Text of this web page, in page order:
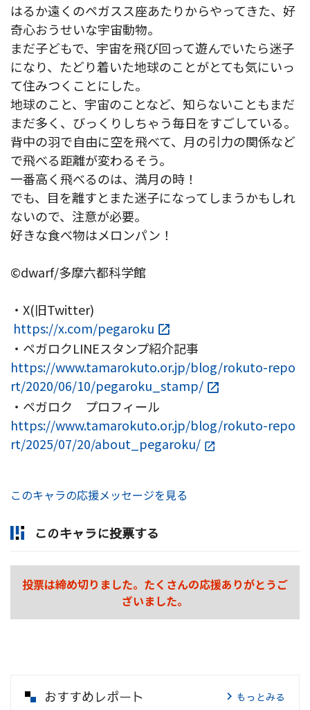
はるか遠くのペガスス座あたりからやってきた、好
奇心おうせいな宇宙動物。
まだ子どもで、宇宙を飛び回って遊んでいたら迷子
になり、たどり着いた地球のことがとても気にいっ
て住みつくことにした。
地球のこと、宇宙のことなど、知らないこともまだ
まだ多く、びっくりしちゃう毎日をすごしている。
背中の羽で自由に空を飛べて、月の引力の関係など
で飛べる距離が変わるそう。
一番高く飛べるのは、満月の時！
でも、目を離すとまた迷子になってしまうかもしれ
ないので、注意が必要。
好きな食べ物はメロンパン！
©dwarf/多摩六都科学館
・X(旧Twitter)
https://x.com/pegaroku
・ペガロクLINEスタンプ紹介記事
https://www.tamarokuto.or.jp/blog/rokuto-repo
rt/2020/06/10/pegaroku_stamp/
・ペガロク プロフィール
https://www.tamarokuto.or.jp/blog/rokuto-repo
rt/2025/07/20/about_pegaroku/
このキャラの応援メッセージを見る
このキャラに投票する
投票は締め切りました。たくさんの応援ありがとうご
ざいました。
おすすめレポート もっとみる